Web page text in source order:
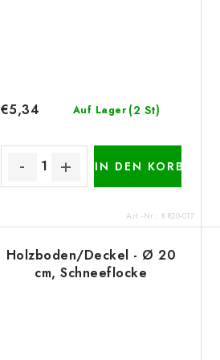
Auf Lager (2 St)
€5,34
IN DEN KORB
Art.-Nr.: KR20-017
Holzboden/Deckel - Ø 20
cm, Schneeflocke